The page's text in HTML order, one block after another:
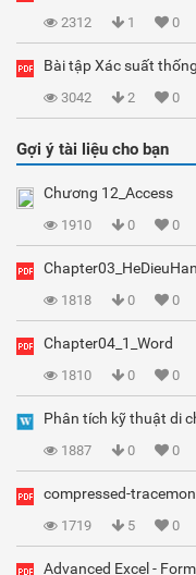
2312 1 0
Bài tập Xác suất
3042 2 0
Gợi ý tài liệu cho bạn
Chương 12_Access
1910 0 0
1818 0 0
Chapter04_1_Word
1810 0 0
Phân tích kỹ thuật di
1887 0 0
compressed-
1719 5 0
Advanced Excel -